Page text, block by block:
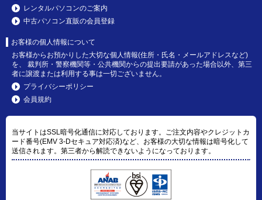
レンタルパソコンのご案内
中古パソコン直販の会員登録
お客様の個人情報について
お客様からお預かりした大切な個人情報(住所・氏名・メールアドレスなど)
を、 裁判所・警察機関等・公共機関からの提出要請があった場合以外、第三
者に譲渡または利用する事は一切ございません。
プライバシーポリシー
会員規約
当サイトはSSL暗号化通信に対応しております。ご注文内容やクレジットカ
ード番号(EMV 3-Dセキュア対応済)など、お客様の大切な情報は暗号化して
送信されます。第三者から解読できないようになっております。